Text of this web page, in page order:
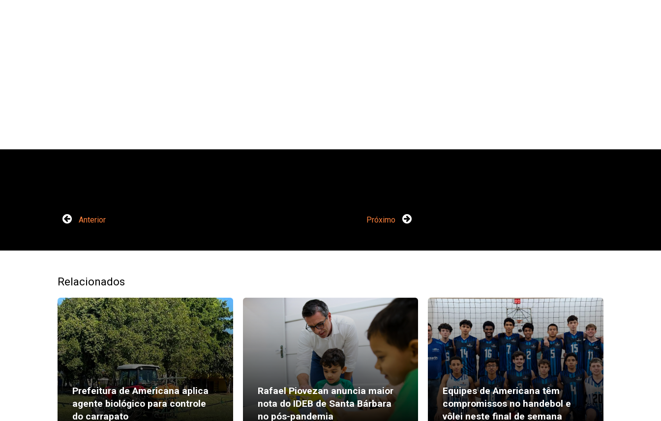
Anterior Próximo
Relacionados
Prefeitura de Americana aplica
agente biológico para controle
do carrapato
Rafael Piovezan anuncia maior
nota do IDEB de Santa Bárbara
no pós-pandemia
Equipes de Americana têm
compromissos no handebol e
vôlei neste final de semana